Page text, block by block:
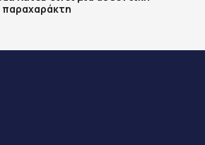
παραχαράκτη